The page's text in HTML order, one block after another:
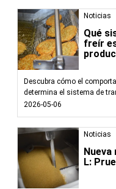
Noticias
Qué
freír
Descubra cómo el
determina el sistema de
2026-05-06
Noticias
Nueva
L: